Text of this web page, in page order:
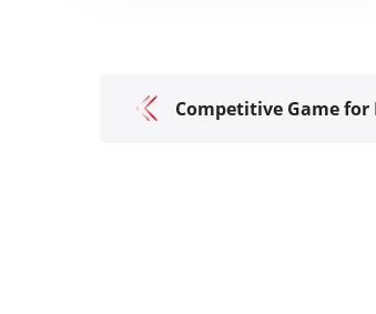
Competitive Game for